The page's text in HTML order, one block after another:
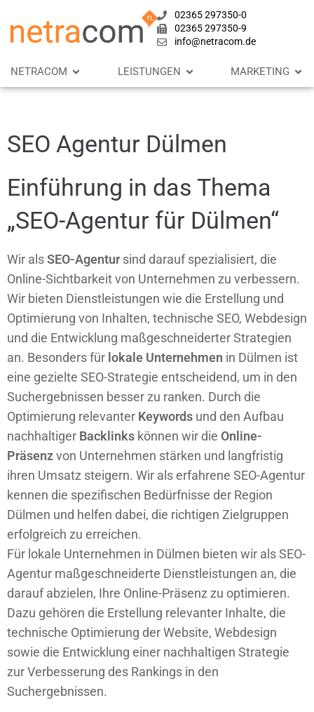
02365 297350-0
02365 297350-9
info@netracom.de
NETRACOM LEISTUNGEN MARKETING
SEO Agentur Dülmen
Einführung in das Thema
„SEO-Agentur für Dülmen“
Wir alsSEO-Agentursind darauf spezialisiert, die
Online-Sichtbarkeit von Unternehmen zu verbessern.
Wir bieten Dienstleistungen wie die Erstellung und
Optimierung von Inhalten, technische SEO, Webdesign
und die Entwicklung maßgeschneiderter Strategien
an. Besonders für lokale Unternehmen in Dülmen ist
eine gezielte SEO-Strategie entscheidend, um in den
Suchergebnissen besser zu ranken. Durch die
Optimierung relevanter Keywords und den Aufbau
nachhaltiger Backlinks können wir die Online-
Präsenzvon Unternehmen stärken und langfristig
ihren Umsatz steigern. Wir als erfahrene SEO-Agentur
kennen die spezifischen Bedürfnisse der Region
Dülmen und helfen dabei, die richtigen Zielgruppen
erfolgreich zu erreichen.
Für lokale Unternehmen in Dülmen bieten wir als SEO-
Agentur maßgeschneiderte Dienstleistungen an, die
darauf abzielen, Ihre Online-Präsenz zu optimieren.
Dazu gehören die Erstellung relevanter Inhalte, die
technische Optimierung der Website, Webdesign
sowie die Entwicklung einer nachhaltigen Strategie
zur Verbesserung des Rankings in den
Suchergebnissen.